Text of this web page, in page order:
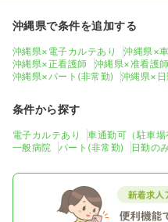
沖縄県で条件を追加する
沖縄県×電子カルテあり 沖縄県×
沖縄県×正看護師
沖縄県×准看護師
沖縄県×パート(非常勤)
沖縄県×
条件から探す
電子カルテあり 車通勤可（駐車場
一般病院
パート(非常勤) 日勤の